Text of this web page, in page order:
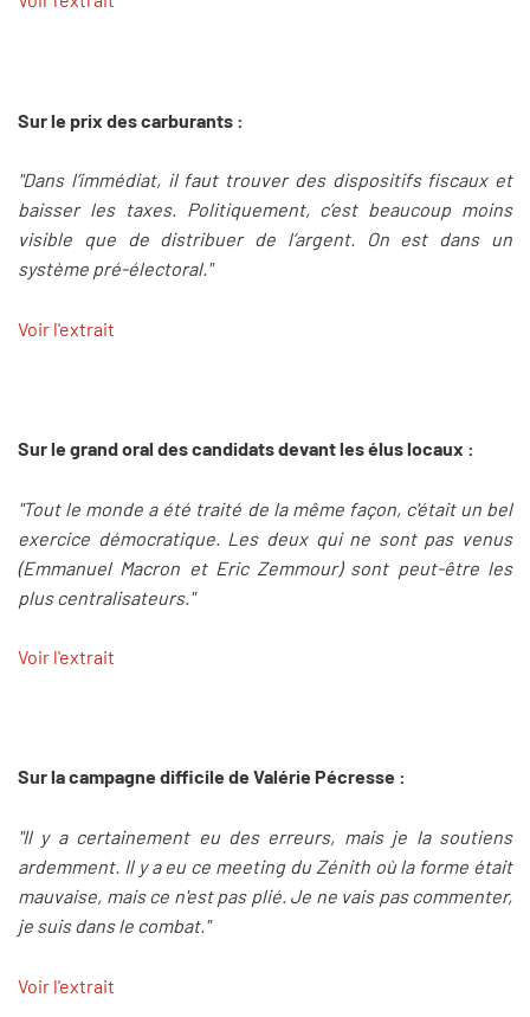
Sur le prix des carburants :
"Dans l’immédiat, il faut trouver des dispositifs fiscaux et
baisser les taxes. Politiquement, c’est beaucoup moins
visible que de distribuer de l’argent. On est dans un
système pré-électoral."
Voir l'extrait
Sur le grand oral des candidats devant les élus locaux :
"Tout le monde a été traité de la même façon, c'était un bel
exercice démocratique. Les deux qui ne sont pas venus
(Emmanuel Macron et Eric Zemmour) sont peut-être les
plus centralisateurs."
Voir l'extrait
Sur la campagne difficile de Valérie Pécresse :
"Il y a certainement eu des erreurs, mais je la soutiens
ardemment. Il y a eu ce meeting du Zénith où la forme était
mauvaise, mais ce n'est pas plié. Je ne vais pas commenter,
je suis dans le combat."
Voir l'extrait